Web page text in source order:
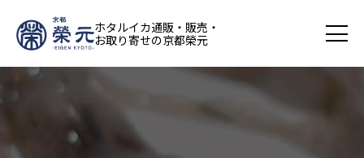
ホタルイカ通販・販売・
お取り寄せの京都榮元